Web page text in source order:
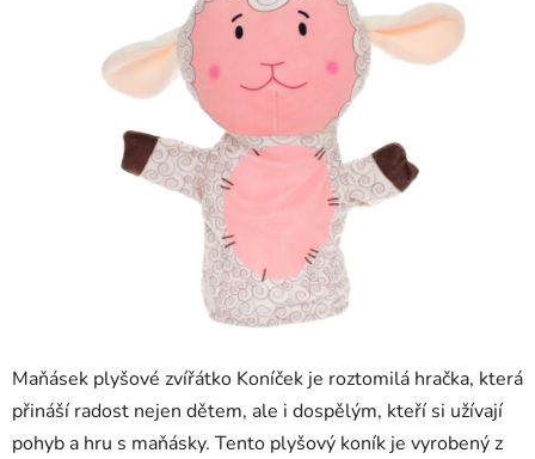
Maňásek plyšové zvířátko Koníček je roztomilá hračka, která
přináší radost nejen dětem, ale i dospělým, kteří si užívají
pohyb a hru s maňásky. Tento plyšový koník je vyrobený z